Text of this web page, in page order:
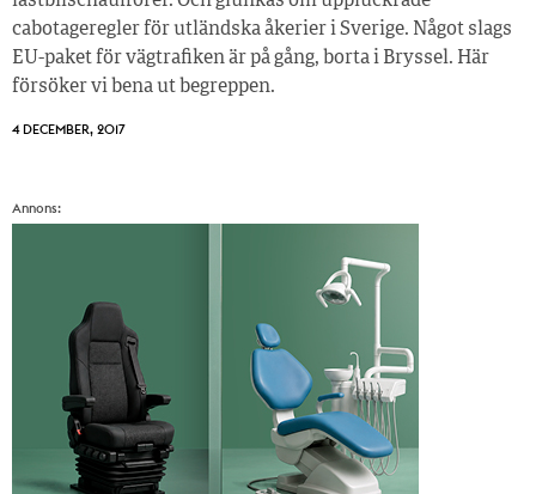
cabotageregler för utländska åkerier i Sverige. Något slags
EU-paket för vägtrafiken är på gång, borta i Bryssel. Här
försöker vi bena ut begreppen.
4 DECEMBER, 2017
Annons: